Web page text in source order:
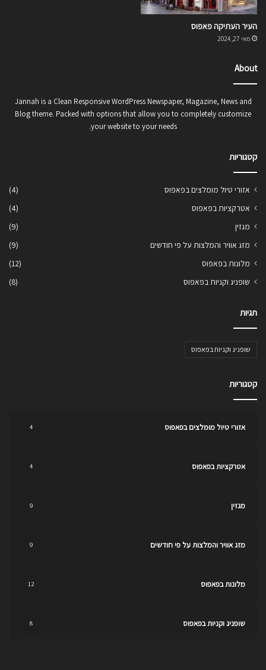
העיר העתיקה פאפוס
מאי 27, 2024
About
Jannah is a Clean Responsive WordPress Newspaper, Magazine, News and
Blog theme. Packed with options that allow you to completely customize
your website to your needs.
קטגוריות
אזורי טיול מומלצים בפאפוס
(4)
אטרקציות בפאפוס
(4)
מגזין
(9)
מזג אוויר והמלצות על פי חודשים
(9)
מלונות בפאפוס
(12)
שופניג וקניות בפאפוס
(8)
תגיות
שופניג וקניות בפאפוס
קטגוריות
אזורי טיול מומלצים בפאפוס 4
אטרקציות בפאפוס 4
מגזין 9
מזג אוויר והמלצות על פי חודשים 9
מלונות בפאפוס 12
שופניג וקניות בפאפוס 8